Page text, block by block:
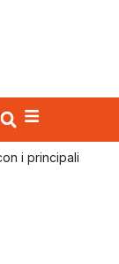
i principali